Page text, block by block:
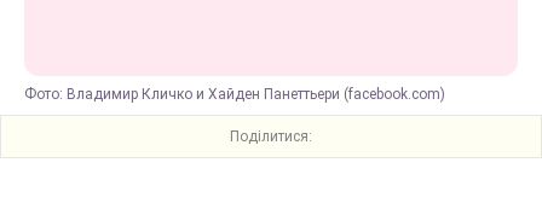
Фото: Владимир Кличко и Хайден Панеттьери (facebook.com)
Поділитися: